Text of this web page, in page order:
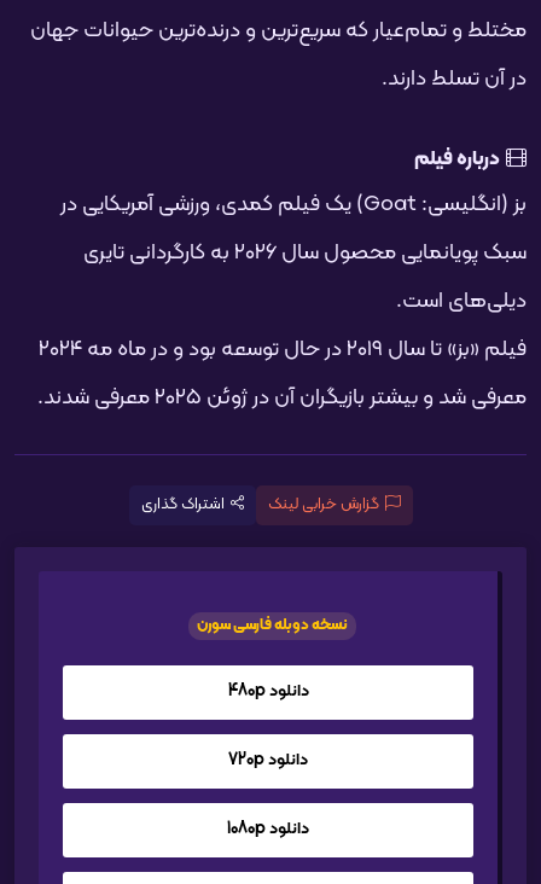
مختلط و تمام‌عیار که سریع‌ترین و درنده‌ترین حیوانات جهان
در آن تسلط دارند.
درباره فیلم
بز (انگلیسی: Goat) یک فیلم کمدی، ورزشی آمریکایی در
سبک پویانمایی محصول سال ۲۰۲۶ به کارگردانی تایری
دیلی‌های است.
فیلم «بز» تا سال ۲۰۱۹ در حال توسعه بود و در ماه مه ۲۰۲۴
معرفی شد و بیشتر بازیگران آن در ژوئن ۲۰۲۵ معرفی شدند.
گزارش خرابی لینک اشتراک گذاری
نسخه دوبله فارسی سورن
دانلود 480p
دانلود 720p
دانلود 1080p